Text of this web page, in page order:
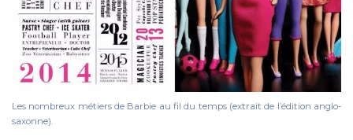
Les nombreux métiers de Barbie au fil du temps (extrait de l’édition anglo-
saxonne).